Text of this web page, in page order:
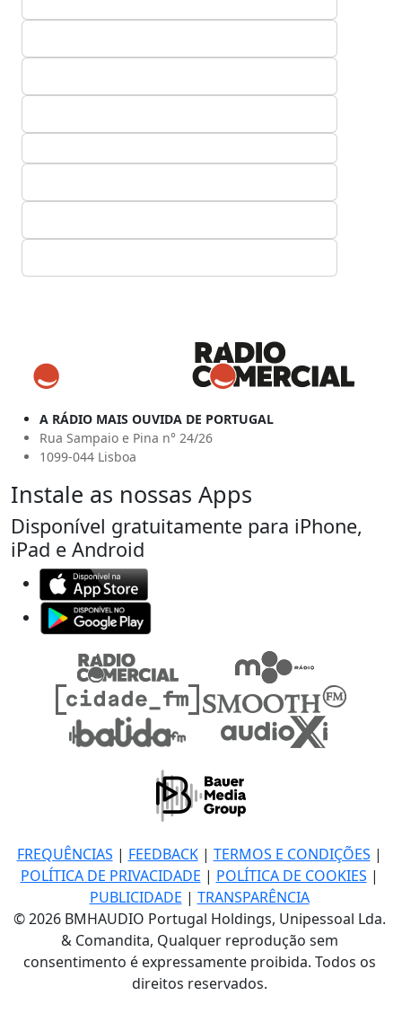
A RÁDIO MAIS OUVIDA DE PORTUGAL
Rua Sampaio e Pina n° 24/26
1099-044 Lisboa
Instale as nossas Apps
Disponível gratuitamente para iPhone,
iPad e Android
FREQUÊNCIAS | FEEDBACK| TERMOS E CONDIÇÕES |
POLÍTICA DE PRIVACIDADE | POLÍTICA DE COOKIES |
PUBLICIDADE | TRANSPARÊNCIA
© 2026 BMHAUDIO Portugal Holdings, Unipessoal Lda.
& Comandita, Qualquer reprodução sem
consentimento é expressamente proibida. Todos os
direitos reservados.